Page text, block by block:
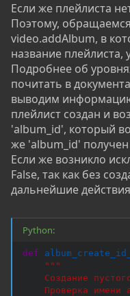
Если же плейлиста
Поэтому,
video.addAlbum, в
название плейлиста,
Подробнее об
почитать в
выводим
плейлист создан и
'album_id', который
же 'album_id'
Если же возникло
False, так как без
дальнейшие
Python:
def
"""
Создание
Проверка имени